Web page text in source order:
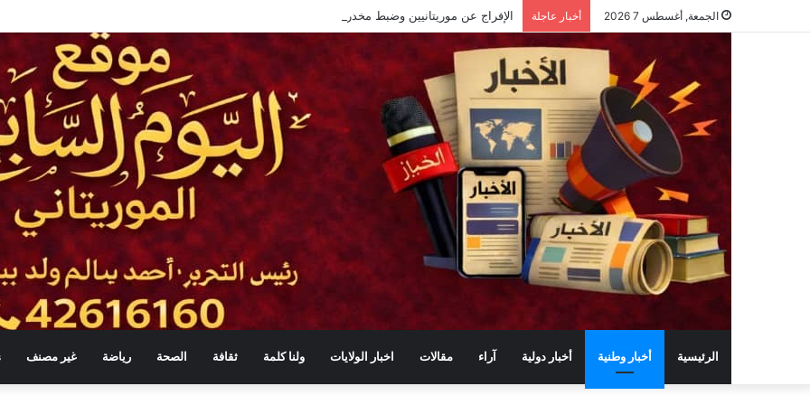
الجمعة, أغسطس 7 2026 أخبار عاجلة
الرئيسية أخبار وطنية أخبار دولية آراء مقالات اخبار الولايات ولنا كلمة ثقافة الصحة رياضة غير مصنف